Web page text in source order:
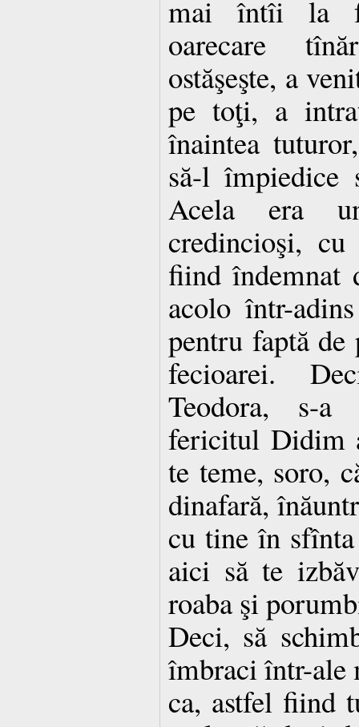
mai întîi la
oarecare
ostăşeşte, a
pe toţi, a
înaintea
să-l împiedice
Acela era
credincioşi,
fiind îndemnat
acolo într-
pentru faptă de
fecioarei.
Teodora, s-a
fericitul Didim
te teme, soro,
dinafară,
cu tine în
aici să te
roaba şi
Deci, să
îmbraci într-ale
ca, astfel fiind